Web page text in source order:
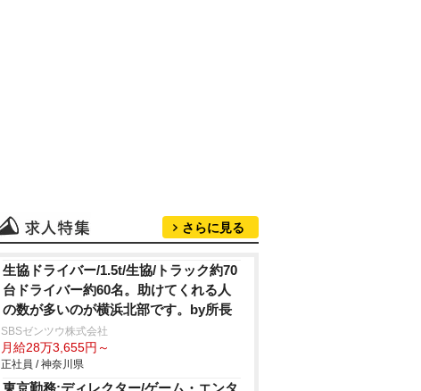
さらに見る
生協ドライバー/1.5t/生協/トラック約70
台ドライバー約60名。助けてくれる人
の数が多いのが横浜北部です。by所長
SBSゼンツウ株式会社
月給28万3,655円～
正社員 / 神奈川県
東京勤務:ディレクター/ゲーム・エンタ